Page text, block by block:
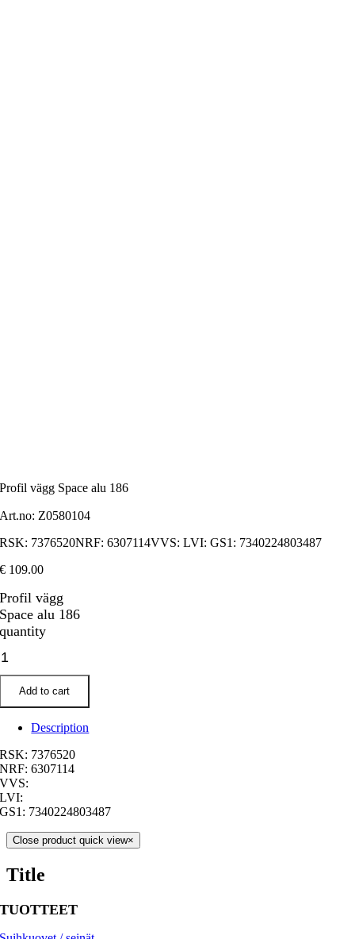
Profil vägg Space alu 186
Art.no: Z0580104
RSK: 7376520NRF: 6307114VVS: LVI: GS1: 7340224803487
€ 109.00
Profil vägg
Space alu 186
quantity
Add to cart
Description
RSK: 7376520
NRF: 6307114
VVS:
LVI:
GS1: 7340224803487
Close product quick view×
Title
TUOTTEET